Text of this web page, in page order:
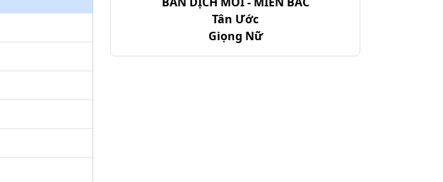
keys
volume.
Tân Ước
Giọng Nữ